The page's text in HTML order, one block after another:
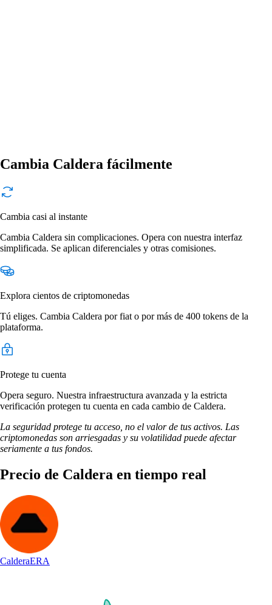
Cambia Caldera fácilmente
Cambia casi al instante
Cambia Caldera sin complicaciones. Opera con nuestra interfaz
simplificada. Se aplican diferenciales y otras comisiones.
Explora cientos de criptomonedas
Tú eliges. Cambia Caldera por fiat o por más de 400 tokens de la
plataforma.
Protege tu cuenta
Opera seguro. Nuestra infraestructura avanzada y la estricta
verificación protegen tu cuenta en cada cambio de Caldera.
La seguridad protege tu acceso, no el valor de tus activos. Las
criptomonedas son arriesgadas y su volatilidad puede afectar
seriamente a tus fondos.
Precio de Caldera en tiempo real
CalderaERA